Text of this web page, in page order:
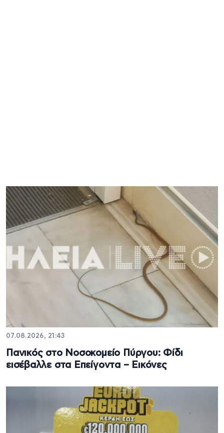
07.08.2026, 21:43
Πανικός στο Νοσοκομείο Πύργου: Φίδι
εισέβαλλε στα Επείγοντα – Εικόνες